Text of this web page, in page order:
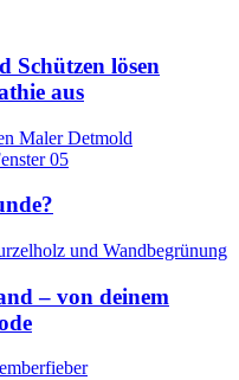
Schützen lösen
aus
– von deinem